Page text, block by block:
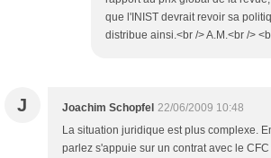
que l'INIST devrait revoir sa
distribue ainsi.<br /> A.M.<br />
J Joachim Schopfel 22/06/2009 10:48
La situation juridique est plus complexe.
parlez s'appuie sur un contrat avec le